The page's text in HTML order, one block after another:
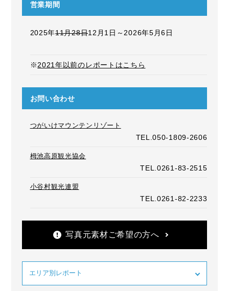
営業期間
2025年11月28日12月1日～2026年5月6日
※2021年以前のレポートはこちら
お問い合わせ
つがいけマウンテンリゾート
TEL.050-1809-2606
栂池高原観光協会
TEL.0261-83-2515
小谷村観光連盟
TEL.0261-82-2233
写真元素材ご希望の方へ